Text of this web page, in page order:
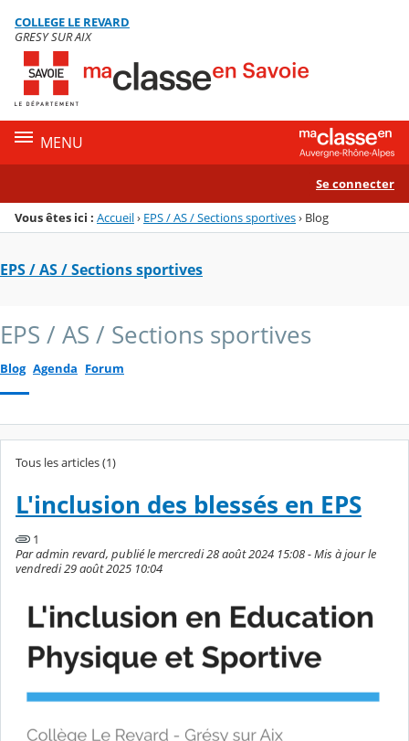
Menu de la rubrique
Contenu
COLLEGE LE REVARD
GRESY SUR AIX
MENU
Se connecter
Vous êtes ici : Accueil› EPS / AS / Sections sportives› Blog
EPS / AS / Sections sportives
EPS / AS / Sections sportives
Blog Agenda Forum
Tous les articles (1)
L'inclusion des blessés en EPS
1
Par admin revard, publié le mercredi 28 août 2024 15:08 - Mis à jour le
vendredi 29 août 2025 10:04